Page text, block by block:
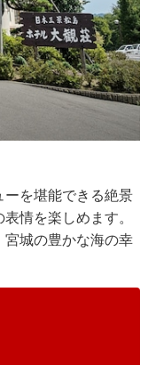
ーを堪能できる絶景
情を楽しめます。
城の豊かな海の幸